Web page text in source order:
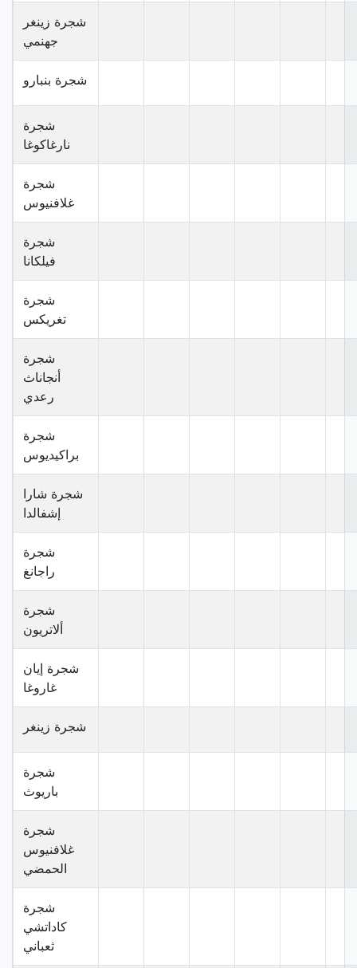
شجرة زينغر
جهنمي
شجرة بنبارو
شجرة
نارغاكوغا
شجرة
غلافنيوس
شجرة
فيلكانا
شجرة
تغريكس
شجرة
أنجاناث
رعدي
شجرة
براكيديوس
شجرة شارا
إشفالدا
شجرة
راجانغ
شجرة
ألاتريون
شجرة إيان
غاروغا
شجرة زينغر
شجرة
باريوث
شجرة
غلافنيوس
الحمضي
شجرة
كاداتشي
ثعباني